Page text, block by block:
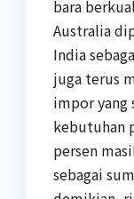
bara
Australia
India
juga terus
impor yang
kebutuhan
persen
sebagai